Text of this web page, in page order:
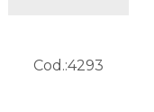
Cod.:4293